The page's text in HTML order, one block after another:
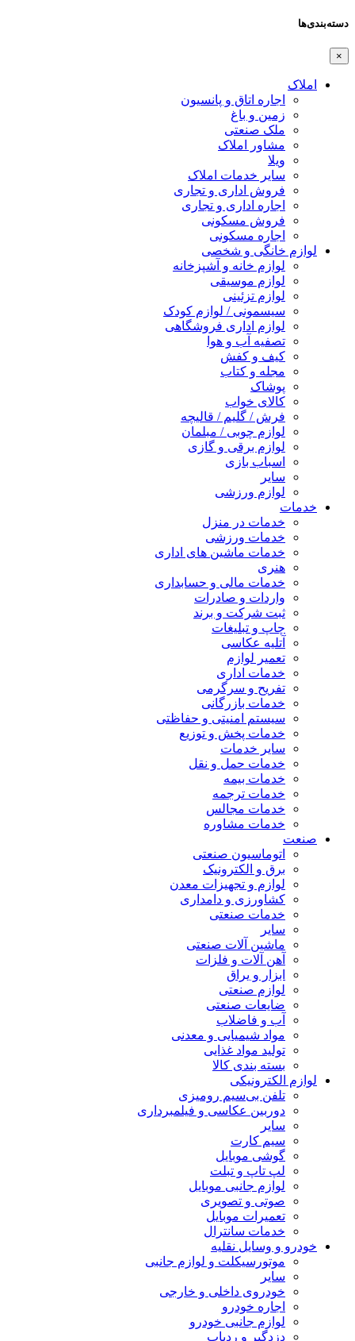
دسته‌بندی‌ها
×
املاک
اجاره اتاق و پانسیون
زمین و باغ
ملک صنعتی
مشاور املاک
ویلا
سایر خدمات املاک
فروش اداری و تجاری
اجاره اداری و تجاری
فروش مسکونی
اجاره مسکونی
لوازم خانگی و شخصی
لوازم خانه و آشپزخانه
لوازم موسیقی
لوازم تزئینی
سیسمونی / لوازم کودک
لوازم اداری فروشگاهی
تصفیه آب و هوا
کیف و کفش
مجله و کتاب
پوشاک
کالای خواب
فرش / گلیم / قالیچه
لوازم چوبی / مبلمان
لوازم برقی و گازی
اسباب بازی
سایر
لوازم ورزشی
خدمات
خدمات در منزل
خدمات ورزشی
خدمات ماشین های اداری
هنری
خدمات مالی و حسابداری
واردات و صادرات
ثبت شرکت و برند
چاپ و تبلیغات
آتلیه عکاسی
تعمیر لوازم
خدمات اداری
تفریح و سرگرمی
خدمات بازرگانی
سیستم امنیتی و حفاظتی
خدمات پخش و توزیع
سایر خدمات
خدمات حمل و نقل
خدمات بیمه
خدمات ترجمه
خدمات مجالس
خدمات مشاوره
صنعت
اتوماسیون صنعتی
برق و الکترونیک
لوازم و تجهیزات معدن
کشاورزی و دامداری
خدمات صنعتی
سایر
ماشین آلات صنعتی
آهن آلات و فلزات
ابزار و یراق
لوازم صنعتی
ضایعات صنعتی
آب و فاضلاب
مواد شیمیایی و معدنی
تولید مواد غذایی
بسته بندی کالا
لوازم الکترونیکی
تلفن بی‌سیم رومیزی
دوربین عکاسی و فیلمبرداری
سایر
سیم کارت
گوشی موبایل
لپ تاپ و تبلت
لوازم جانبی موبایل
صوتی و تصویری
تعمیرات موبایل
خدمات سانترال
خودرو و وسایل نقلیه
موتورسیکلت و لوازم جانبی
سایر
خودروی داخلی و خارجی
اجاره خودرو
لوازم جانبی خودرو
دزدگیر و ردیاب